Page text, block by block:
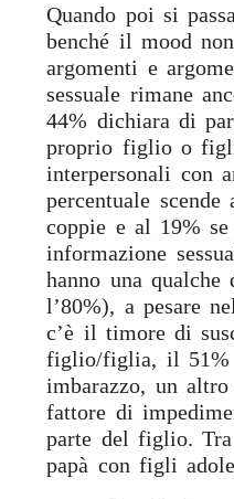
Quando poi si
benché il mood
argomenti e
sessuale rimane
44% dichiara di
proprio figlio o
interpersonali con
percentuale
coppie e al 19%
informazione
hanno una
l’80%), a pesare
c’è il timore di
figlio/figlia, il 51%
imbarazzo, un
fattore di
parte del figlio.
papà con figli